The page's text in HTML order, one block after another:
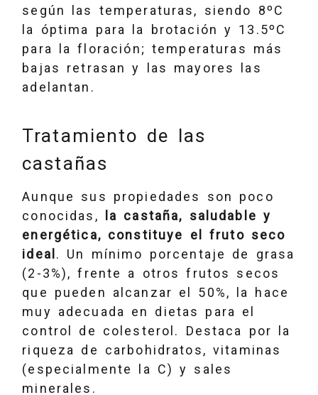
según las temperaturas, siendo 8ºC
la óptima para la brotación y 13.5ºC
para la floración; temperaturas más
bajas retrasan y las mayores las
adelantan.
Tratamiento de las
castañas
Aunque sus propiedades son poco
conocidas, la castaña, saludable y
energética, constituye el fruto seco
ideal. Un mínimo porcentaje de grasa
(2-3%), frente a otros frutos secos
que pueden alcanzar el 50%, la hace
muy adecuada en dietas para el
control de colesterol. Destaca por la
riqueza de carbohidratos, vitaminas
(especialmente la C) y sales
minerales.